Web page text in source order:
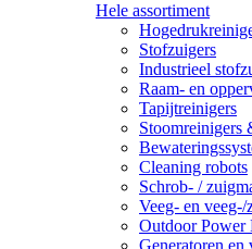
Hele assortiment
Stofzuigers
Industrieel
Raam- en
Tapijtreinigers
Stoomreinigers
Cleaning robots
Schrob- /
Veeg- en
Outdoor Power